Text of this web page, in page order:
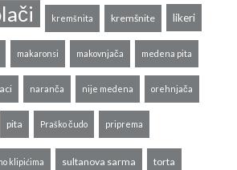
kremšnita kremšnite likeri
makaronsi makovnjača medena pita
naranča nije medena orehnjača
pita Praško čudo priprema
klipićima sultanova sarma torta